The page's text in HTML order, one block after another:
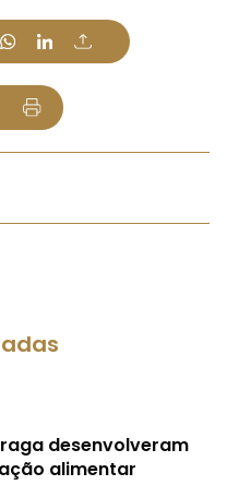
desenvolveram
alimentar